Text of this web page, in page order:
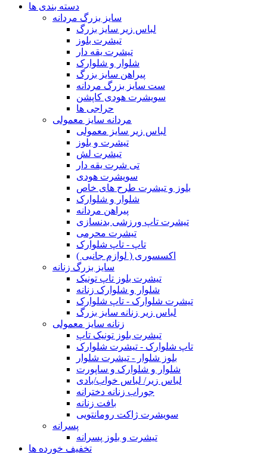
دسته بندی ها
سایز بزرگ مردانه
لباس زیر سایز بزرگ
تیشرت بلوز
تیشرت یقه دار
شلوار و شلوارک
پیراهن سایز بزرگ
ست سایز بزرگ مردانه
سویشرت هودی کاپشن
حراجی ها
مردانه سایز معمولی
لباس زیر سایز معمولی
تیشرت و بلوز
تیشرت لش
تی شرت یقه دار
سویشرت هودی
بلوز و تیشرت طرح های خاص
شلوار و شلوارک
پیراهن مردانه
تیشرت تاپ ورزشی بدنسازی
تیشرت محرمی
تاپ - تاپ شلوارک
اکسسوری ( لوازم جانبی )
سایز بزرگ زنانه
تیشرت بلوز تاپ تونیک
شلوار و شلوارک زنانه
تیشرت شلوارک - تاپ شلوارک
لباس زیر زنانه سایز بزرگ
زنانه سایز معمولی
تیشرت بلوز تونیک تاپ
تاپ شلوارک - تیشرت شلوارک
بلوز شلوار - تیشرت شلوار
شلوار و شلوارک و ساپورت
لباس زیر/ لباس خواب/بادی
جوراب زنانه دخترانه
بافت زنانه
سویشرت ژاکت رومانتویی
پسرانه
تیشرت و بلوز پسرانه
تخفیف خورده ها